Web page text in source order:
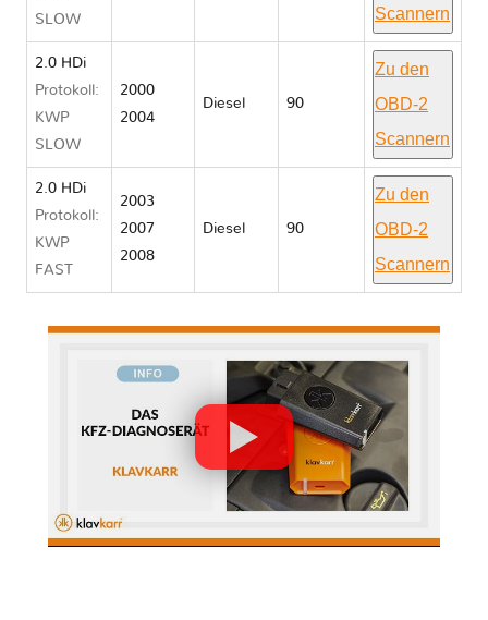
SLOW
Scannern
2.0 HDi
Protokoll:
KWP
SLOW
2000
2004
Diesel 90
Zu den
OBD-2
Scannern
2.0 HDi
Protokoll:
KWP
FAST
2003
2007
2008
Diesel 90
Zu den
OBD-2
Scannern